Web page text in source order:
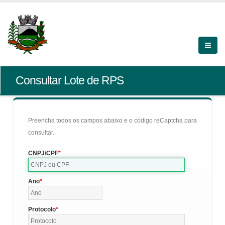
Consultar Lote de RPS
Preencha todos os campos abaixo e o código reCaptcha para
consultar.
CNPJ/CPF
Ano
Protocolo